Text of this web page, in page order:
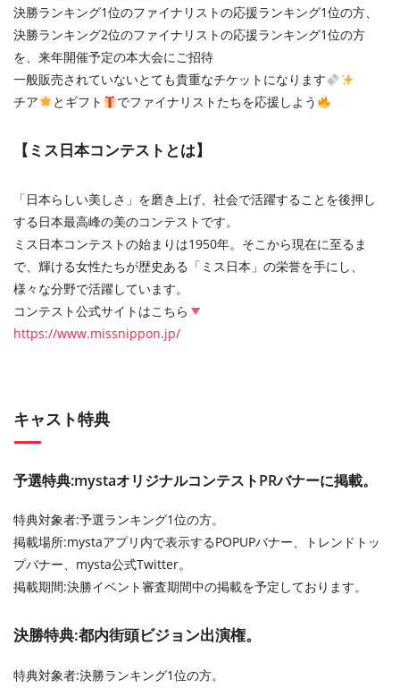
決勝ランキング1位のファイナリストの応援ランキング1位の方、
決勝ランキング2位のファイナリストの応援ランキング1位の方
を、来年開催予定の本大会にご招待
一般販売されていないとても貴重なチケットになります
チア
とギフト でファイナリストたちを応援しよう
【ミス日本コンテストとは】
「日本らしい美しさ」を磨き上げ、社会で活躍することを後押し
する日本最高峰の美のコンテストです。
ミス日本コンテストの始まりは1950年。そこから現在に至るま
で、輝ける女性たちが歴史ある「ミス日本」の栄誉を手にし、
様々な分野で活躍しています。
コンテスト公式サイトはこちら
https://www.missnippon.jp/
キャスト特典
予選特典:mystaオリジナルコンテストPRバナーに掲載。
特典対象者:予選ランキング1位の方。
掲載場所:mystaアプリ内で表示するPOPUPバナー、トレンドトッ
プバナー、mysta公式Twitter。
掲載期間:決勝イベント審査期間中の掲載を予定しております。
決勝特典:都内街頭ビジョン出演権。
特典対象者:決勝ランキング1位の方。